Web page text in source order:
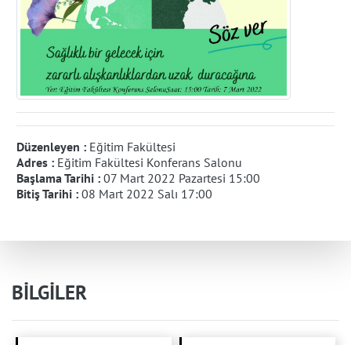
Düzenleyen : Eğitim Fakültesi
Adres : Eğitim Fakültesi Konferans Salonu
Başlama Tarihi : 07 Mart 2022 Pazartesi 15:00
Bitiş Tarihi : 08 Mart 2022 Salı 17:00
BİLGİLER